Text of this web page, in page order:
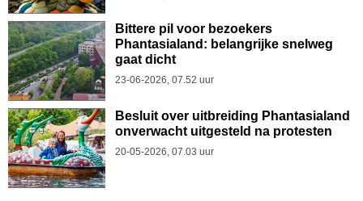
Bittere pil voor bezoekers
Phantasialand: belangrijke snelweg
gaat dicht
23-06-2026, 07.52 uur
Besluit over uitbreiding Phantasialand
onverwacht uitgesteld na protesten
20-05-2026, 07.03 uur